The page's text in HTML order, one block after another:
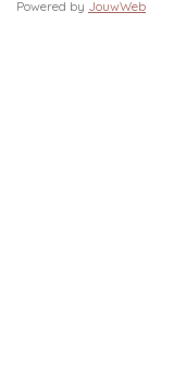
Powered by JouwWeb